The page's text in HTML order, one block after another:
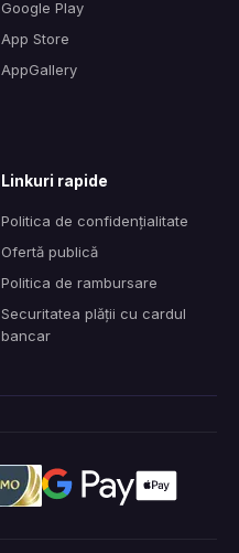
Google Play
App Store
AppGallery
Linkuri rapide
Politica de confidențialitate
Ofertă publică
Politica de rambursare
Securitatea plății cu cardul
bancar